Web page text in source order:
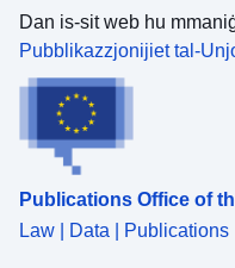
Dan is-sit web hu
Pubblikazzjonijiet tal-
Publications Office of
Law | Data | Publications